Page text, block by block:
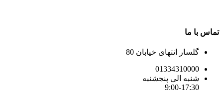
تماس با ما
گلسار انتهای خیابان 80
01334310000
شنبه الی پنجشنبه
9:00-17:30